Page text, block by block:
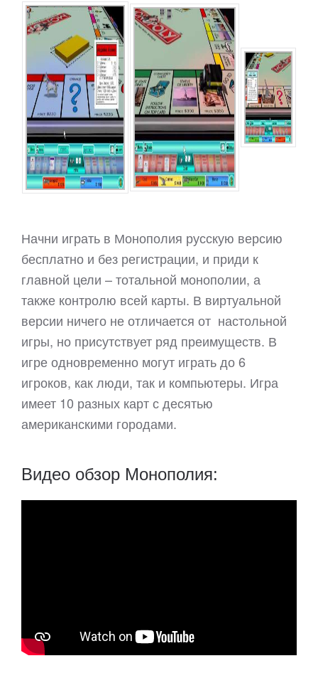
Начни играть в Монополия русскую версию
бесплатно и без регистрации, и приди к
главной цели – тотальной монополии, а
также контролю всей карты. В виртуальной
версии ничего не отличается от настольной
игры, но присутствует ряд преимуществ. В
игре одновременно могут играть до 6
игроков, как люди, так и компьютеры. Игра
имеет 10 разных карт с десятью
американскими городами.
Видео обзор Монополия: